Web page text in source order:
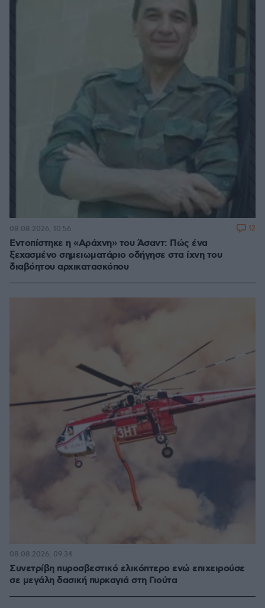
Εντοπίστηκε η «Αράχνη» του Άσαντ: Πώς ένα
ξεχασμένο σημειωματάριο οδήγησε στα ίχνη του
διαβόητου αρχικατασκόπου
08.08.2026, 10:56 12
Συνετρίβη πυροσβεστικό ελικόπτερο ενώ επιχειρούσε
σε μεγάλη δασική πυρκαγιά στη Γιούτα
08.08.2026, 09:34